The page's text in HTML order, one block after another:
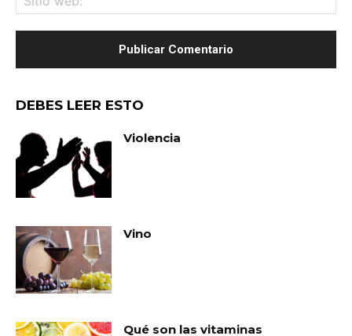
DEBES LEER ESTO
Violencia
Vino
Qué son las vitaminas